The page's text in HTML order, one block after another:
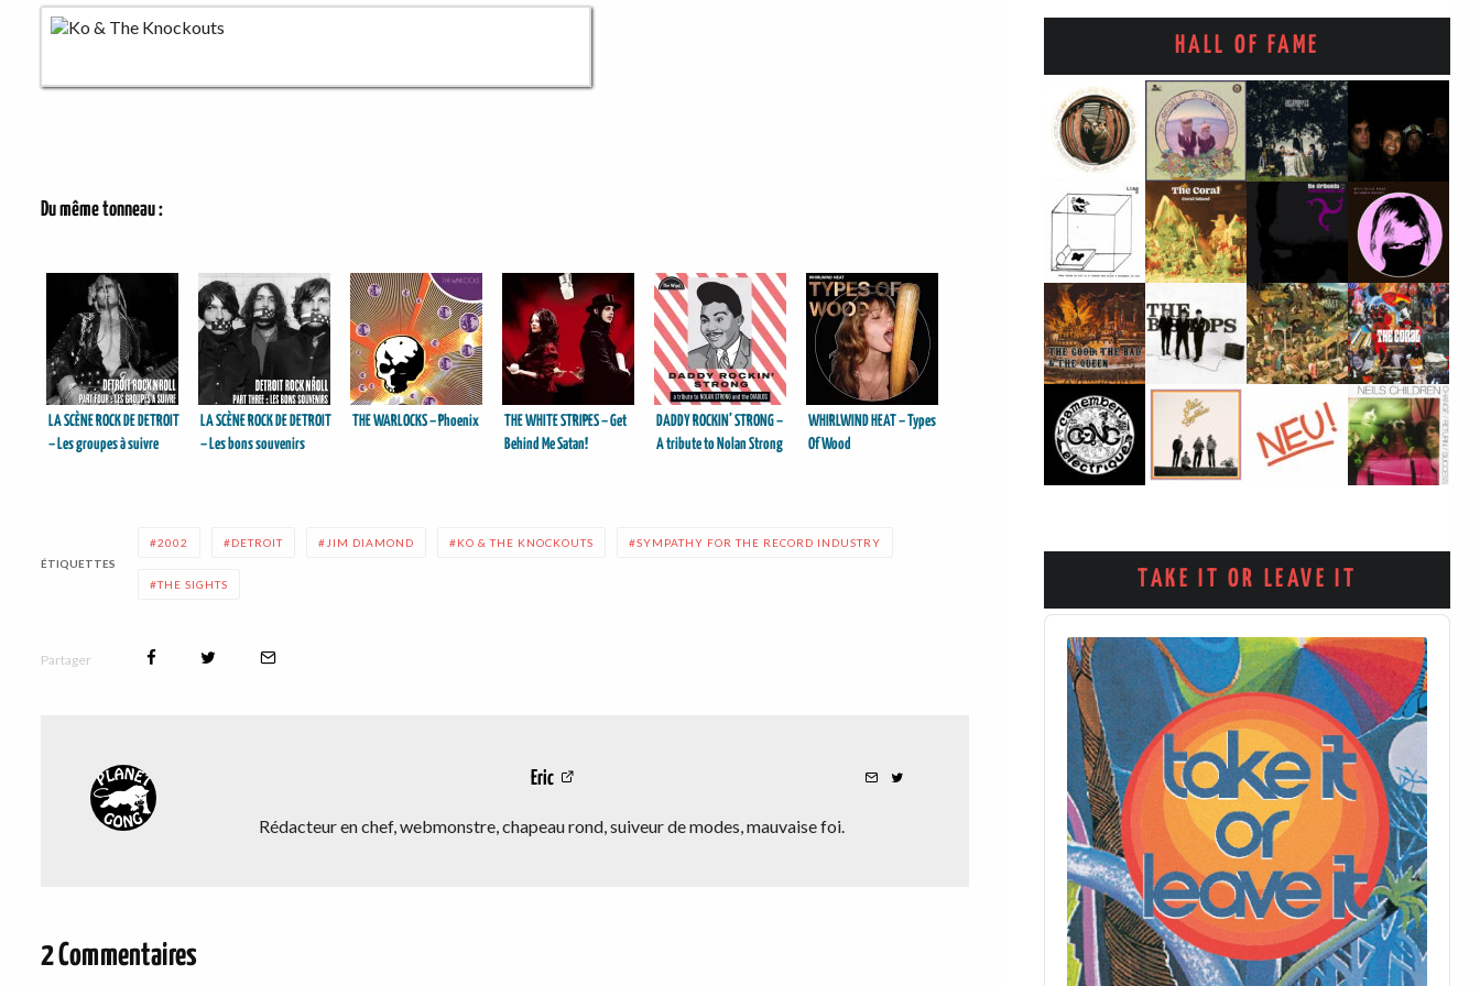
Du même tonneau :
LA SCÈNE ROCK DE DETROIT
– Les groupes à suivre
LA SCÈNE ROCK DE DETROIT
– Les bons souvenirs
THE WARLOCKS – Phoenix
THE WHITE STRIPES – Get
Behind Me Satan!
DADDY ROCKIN’ STRONG –
A tribute to Nolan Strong
WHIRLWIND HEAT – Types
Of Wood
ÉTIQUETTES
2002 DETROIT JIM DIAMOND KO & THE KNOCKOUTS SYMPATHY FOR THE RECORD INDUSTRY
THE SIGHTS
Partager
Eric
Rédacteur en chef, webmonstre, chapeau rond, suiveur de modes, mauvaise foi.
2 Commentaires
HALL OF FAME
TAKE IT OR LEAVE IT
Audio
Player